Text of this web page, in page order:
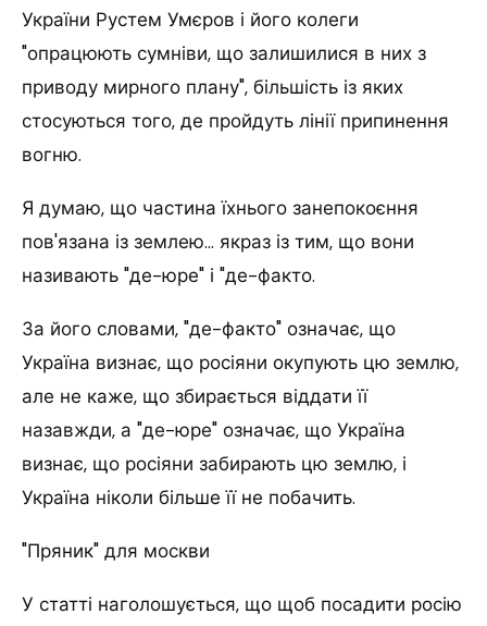
України Рустем Умєров і його колеги
"опрацюють сумніви, що залишилися в них з
приводу мирного плану", більшість із яких
стосуються того, де пройдуть лінії припинення
вогню.
Я думаю, що частина їхнього занепокоєння
пов'язана із землею… якраз із тим, що вони
називають "де-юре" і "де-факто.
За його словами, "де-факто" означає, що
Україна визнає, що росіяни окупують цю землю,
але не каже, що збирається віддати її
назавжди, а "де-юре" означає, що Україна
визнає, що росіяни забирають цю землю, і
Україна ніколи більше її не побачить.
"Пряник" для москви
У статті наголошується, що щоб посадити росію